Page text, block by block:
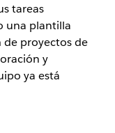
tareas
una plantilla
proyectos de
y
ya está